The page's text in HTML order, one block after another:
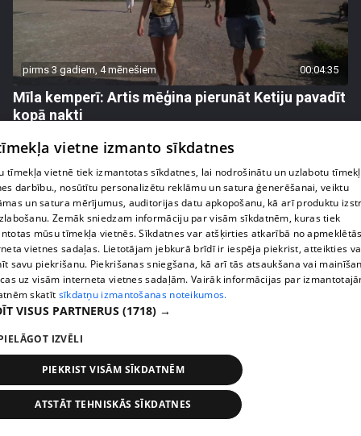
pirms 3 gadiem, 4 mēnešiem 00:04:35
Mīla kemperī: Artis mēģina pierunāt Ketiju pavadīt
kopā nakti
pirms 3 gadiem, 4 mēnešiem
Mīla kemperī: Pāru uzdevumā mēmais šovs – vai
kādam pārim vispār izdosies uzvarēt?
8. epizode
vietne izmanto sīkdatnes
tīmekļa vietnē tiek izmantotas sīkdatnes, lai nodrošinātu un uzlabotu
darbību., nosūtītu personalizētu reklāmu un satura ģenerēšanai, veiktu
un satura mērījumus, auditorijas datu apkopošanu, kā arī produktu
Zemāk sniedzam informāciju par visām sīkdatnēm, kuras tiek
mūsu tīmekļa vietnēs. Sīkdatnes var atšķirties atkarībā no
vietnes sadaļas. Lietotājam jebkurā brīdī ir iespēja piekrist, atteikties
savu piekrišanu. Piekrišanas sniegšana, kā arī tās atsaukšana vai
uz visām interneta vietnes sadaļām. Vairāk informācijas par
skatīt sīkdatņu izmantošanas noteikumos.
VISUS PARTNERUS (1718) →
IZVĒLI
PIEKRIST VISĀM SĪKDATNĒM
ATSTĀT TEHNISKĀS SĪKDATNES